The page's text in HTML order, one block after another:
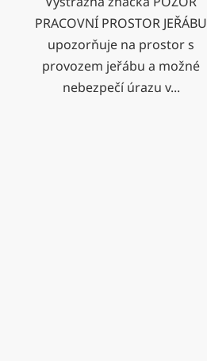
PRACOVNÍ PROSTOR JEŘÁBU
upozorňuje na prostor s
provozem jeřábu a možné
nebezpečí úrazu v...